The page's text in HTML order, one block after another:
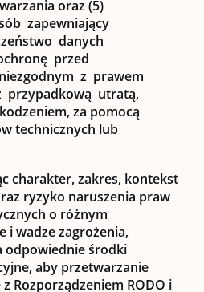
oraz (5)
zapewniający
danych
przed
z prawem
przypadkową utratą,
za pomocą
technicznych lub
charakter, zakres, kontekst
ryzyko naruszenia praw
o różnym
i wadze zagrożenia,
środki
aby przetwarzanie
Rozporządzeniem RODO i